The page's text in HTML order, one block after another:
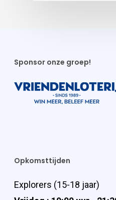
Sponsor onze groep!
Opkomsttijden
Explorers (15-18 jaar)